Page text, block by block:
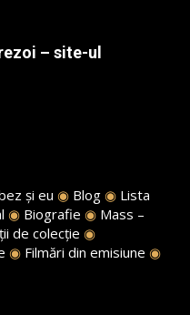
– site-ul
și eu ◉ Blog ◉ Lista
◉ Biografie ◉ Mass –
de colecție ◉
◉ Filmări din emisiune ◉